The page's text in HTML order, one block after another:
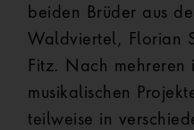
beiden Brüder aus
Waldviertel, Florian
Fitz. Nach mehreren
musikalischen
teilweise in